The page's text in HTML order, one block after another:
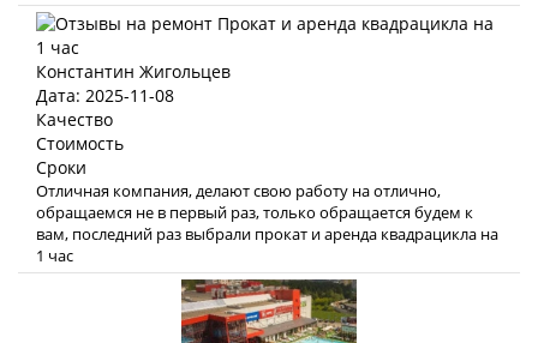
Константин Жигольцев
Дата: 2025-11-08
Качество
Стоимость
Сроки
Отличная компания, делают свою работу на отлично,
обращаемся не в первый раз, только обращается будем к
вам, последний раз выбрали прокат и аренда квадрацикла на
1 час